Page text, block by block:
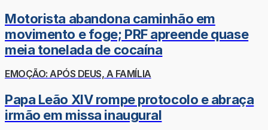
Motorista abandona caminhão em
movimento e foge; PRF apreende quase
meia tonelada de cocaína
EMOÇÃO: APÓS DEUS, A FAMÍLIA
Papa Leão XIV rompe protocolo e abraça
irmão em missa inaugural